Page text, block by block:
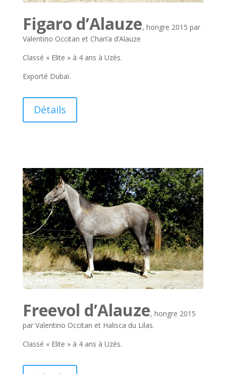
Figaro d’Alauze, hongre 2015 par
Valentino Occitan et Chari’a d’Alauze
Classé « Elite » à 4 ans à Uzès.
Exporté Dubaï.
Détails
Freevol d’Alauze, hongre 2015
par Valentino Occitan et Halisca du Lilas.
Classé « Elite » à 4 ans à Uzès.